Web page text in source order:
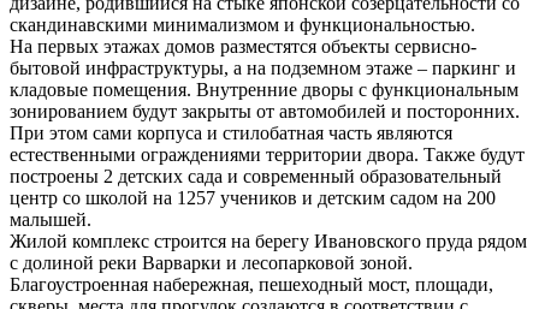
скандинавскими минимализмом и функциональностью.
На первых этажах домов разместятся объекты сервисно-
бытовой инфраструктуры, а на подземном этаже – паркинг и
кладовые помещения. Внутренние дворы с функциональным
зонированием будут закрыты от автомобилей и посторонних.
При этом сами корпуса и стилобатная часть являются
естественными ограждениями территории двора. Также будут
построены 2 детских сада и современный образовательный
центр со школой на 1257 учеников и детским садом на 200
малышей.
Жилой комплекс строится на берегу Ивановского пруда рядом
с долиной реки Варварки и лесопарковой зоной.
Благоустроенная набережная, пешеходный мост, площади,